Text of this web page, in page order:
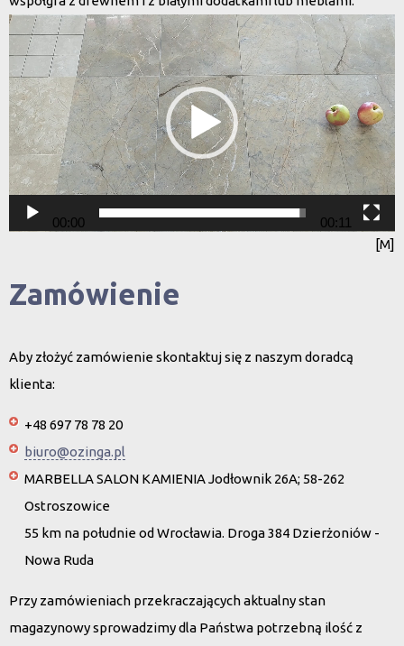
Odtwarzacz
video
00:00
00:11
[M]
Zamówienie
Aby złożyć zamówienie skontaktuj się z naszym doradcą
klienta:
+48 697 78 78 20
biuro@ozinga.pl
MARBELLA SALON KAMIENIA Jodłownik 26A; 58-262
Ostroszowice
55 km na południe od Wrocławia. Droga 384 Dzierżoniów -
Nowa Ruda
Przy zamówieniach przekraczających aktualny stan
magazynowy sprowadzimy dla Państwa potrzebną ilość z